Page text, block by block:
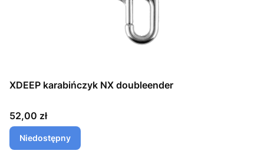
XDEEP karabińczyk NX doubleender
Cena
52,00 zł
Niedostępny